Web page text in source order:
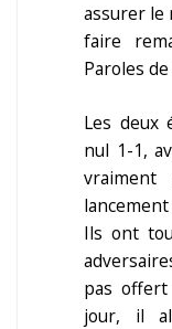
assurer le
faire
Paroles
Les deux
nul 1-1,
lancement
Ils ont
pas offert
jour, il